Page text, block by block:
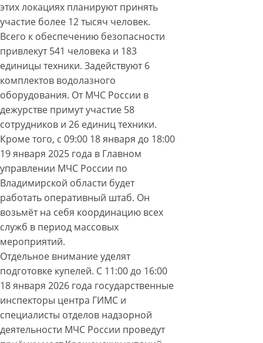
этих локациях планируют принять
участие более 12 тысяч человек.
Всего к обеспечению безопасности
привлекут 541 человека и 183
единицы техники. Задействуют 6
комплектов водолазного
оборудования. От МЧС России в
дежурстве примут участие 58
сотрудников и 26 единиц техники.
Кроме того, с 09:00 18 января до 18:00
19 января 2025 года в Главном
управлении МЧС России по
Владимирской области будет
работать оперативный штаб. Он
возьмёт на себя координацию всех
служб в период массовых
мероприятий.
Отдельное внимание уделят
подготовке купелей. С 11:00 до 16:00
18 января 2026 года государственные
инспекторы центра ГИМС и
специалисты отделов надзорной
деятельности МЧС России проведут